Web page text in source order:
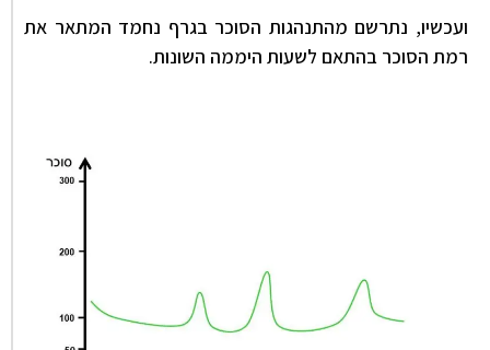
ועכשיו, נתרשם מהתנהגות הסוכר בגרף נחמד המתאר את
רמת הסוכר בהתאם לשעות היממה השונות.